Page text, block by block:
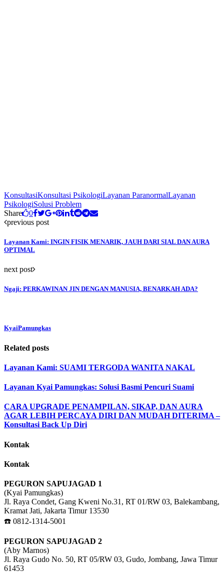
KonsultasiKonsultasi PsikologiLayanan ParanormalLayanan
PsikologiSolusi Problem
Share
0
previous post
Layanan Kami: INGIN FISIK MENARIK, JAUH DARI SIAL DAN AURA
OPTIMAL
next post
Ngaji: PERKAWINAN JIN DENGAN MANUSIA, BENARKAH ADA?
KyaiPamungkas
Related posts
Layanan Kami: SUAMI TERGODA WANITA NAKAL
Layanan Kyai Pamungkas: Solusi Basmi Pencuri Suami
CARA UPGRADE PENAMPILAN, SIKAP, DAN AURA
AGAR LEBIH PERCAYA DIRI DAN MUDAH DITERIMA –
Konsultasi Back Up Diri
Kontak
Kontak
PEGURON SAPUJAGAD 1
(Kyai Pamungkas)
Jl. Raya Condet, Gang Kweni No.31, RT 01/RW 03, Balekambang,
Kramat Jati, Jakarta Timur 13530
☎️ 0812-1314-5001
PEGURON SAPUJAGAD 2
(Aby Marnos)
Jl. Raya Gudo No. 50, RT 05/RW 03, Gudo, Jombang, Jawa Timur
61453